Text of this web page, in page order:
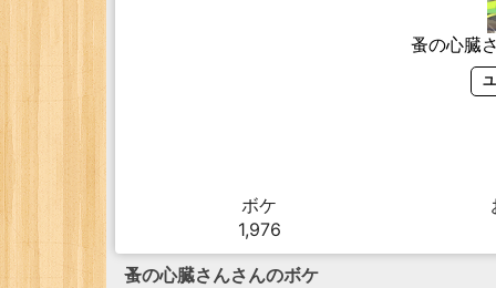
蚤の心臓
ボケ
1,976
蚤の心臓さんさんのボケ